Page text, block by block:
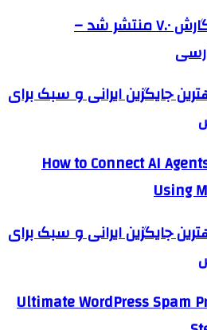
وردپرس فارسی نگارش ۷.۰ منتشر شد –
جایگزین ایرانی و سبک برای
How to Connect AI
Using
جایگزین ایرانی و سبک برای
Ultimate WordPress Spam